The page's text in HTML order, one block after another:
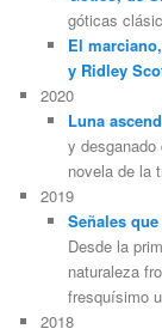
góticas
El
y Ridley
2020
Luna
y desganado
novela de la
2019
Señales
Desde la
naturaleza
fresquísimo
2018